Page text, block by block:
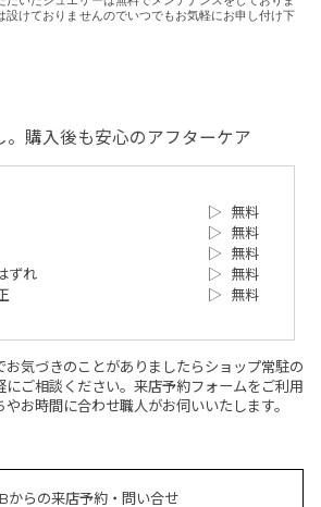
設けておりませんのでいつでもお気軽にお申し付け下
。購入後も安心のアフターケア
▷
無料
▷
無料
▷
無料
ずれ
▷
無料
▷ 無料
気づきのことがありましたらショップ常駐の
にご相談ください。来店予約フォームをご利用
お時間に合わせ職人がお伺いいたします。
からの来店予約・問い合せ